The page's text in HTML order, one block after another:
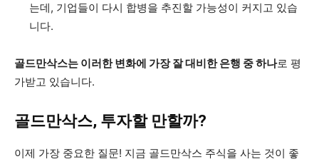
는데, 기업들이 다시 합병을 추진할 가능성이 커지고 있습
니다.
골드만삭스는 이러한 변화에 가장 잘 대비한 은행 중 하나로 평
가받고 있습니다.
골드만삭스, 투자할 만할까?
이제 가장 중요한 질문! 지금 골드만삭스 주식을 사는 것이 좋